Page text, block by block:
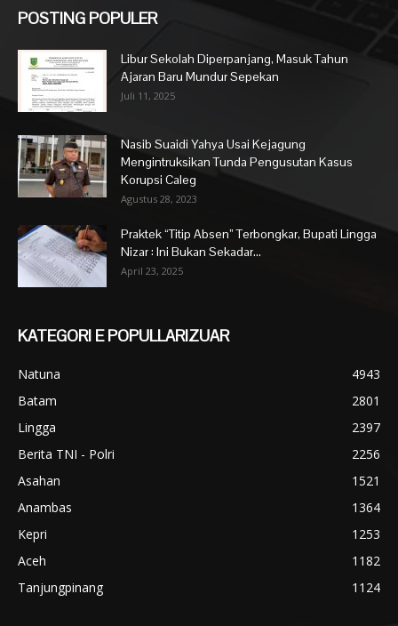
POSTING POPULER
Libur Sekolah Diperpanjang, Masuk Tahun
Ajaran Baru Mundur Sepekan
Juli 11, 2025
Nasib Suaidi Yahya Usai Kejagung
Mengintruksikan Tunda Pengusutan Kasus
Korupsi Caleg
Agustus 28, 2023
Praktek “Titip Absen” Terbongkar, Bupati Lingga
Nizar : Ini Bukan Sekadar...
April 23, 2025
KATEGORI E POPULLARIZUAR
Natuna
4943
Batam
2801
Lingga
2397
Berita TNI - Polri
2256
Asahan
1521
Anambas
1364
Kepri
1253
Aceh
1182
Tanjungpinang
1124